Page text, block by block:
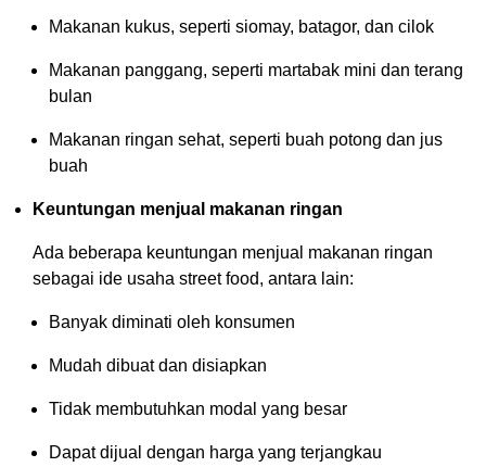
Makanan kukus, seperti siomay, batagor, dan cilok
Makanan panggang, seperti martabak mini dan terang
bulan
Makanan ringan sehat, seperti buah potong dan jus
buah
Keuntungan menjual makanan ringan
Ada beberapa keuntungan menjual makanan ringan
sebagai ide usaha street food, antara lain:
Banyak diminati oleh konsumen
Mudah dibuat dan disiapkan
Tidak membutuhkan modal yang besar
Dapat dijual dengan harga yang terjangkau